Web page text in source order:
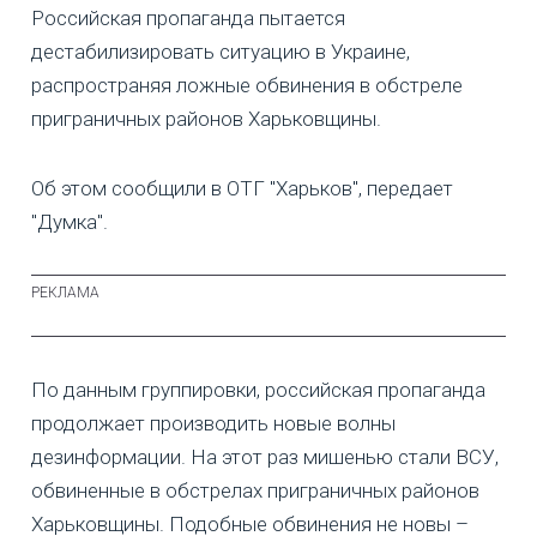
Российская пропаганда пытается
дестабилизировать ситуацию в Украине,
распространяя ложные обвинения в обстреле
приграничных районов Харьковщины.
Об этом сообщили в ОТГ "Харьков", передает
"Думка".
По данным группировки, российская пропаганда
продолжает производить новые волны
дезинформации. На этот раз мишенью стали ВСУ,
обвиненные в обстрелах приграничных районов
Харьковщины. Подобные обвинения не новы –